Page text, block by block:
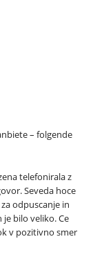
– folgende
telefonirala z
Seveda hoce
odpuscanje in
bilo veliko. Ce
v pozitivno smer